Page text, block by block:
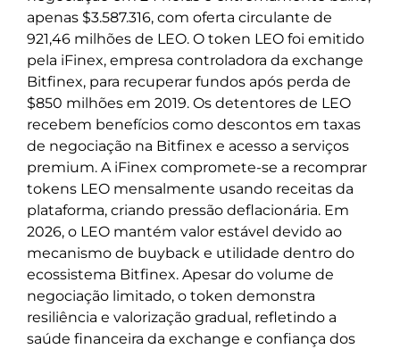
apenas $3.587.316, com oferta circulante de
921,46 milhões de LEO. O token LEO foi emitido
pela iFinex, empresa controladora da exchange
Bitfinex, para recuperar fundos após perda de
$850 milhões em 2019. Os detentores de LEO
recebem benefícios como descontos em taxas
de negociação na Bitfinex e acesso a serviços
premium. A iFinex compromete-se a recomprar
tokens LEO mensalmente usando receitas da
plataforma, criando pressão deflacionária. Em
2026, o LEO mantém valor estável devido ao
mecanismo de buyback e utilidade dentro do
ecossistema Bitfinex. Apesar do volume de
negociação limitado, o token demonstra
resiliência e valorização gradual, refletindo a
saúde financeira da exchange e confiança dos